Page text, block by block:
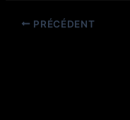
PRÉCÉDENT